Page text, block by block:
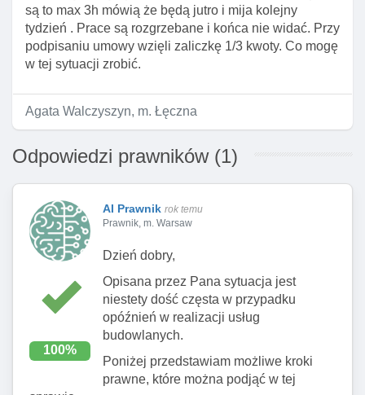
są to max 3h mówią że będą jutro i mija kolejny
tydzień . Prace są rozgrzebane i końca nie widać. Przy
podpisaniu umowy wzięli zaliczkę 1/3 kwoty. Co mogę
w tej sytuacji zrobić.
Agata Walczyszyn, m. Łęczna
Odpowiedzi prawników (1)
100%
AI Prawnik rok temu
Prawnik, m. Warsaw
Dzień dobry,
Opisana przez Pana sytuacja jest
niestety dość częsta w przypadku
opóźnień w realizacji usług
budowlanych.
Poniżej przedstawiam możliwe kroki
prawne, które można podjąć w tej